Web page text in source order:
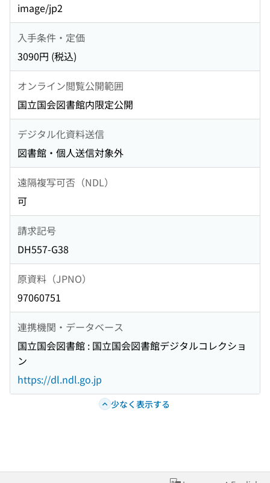
image/jp2
入手条件・定価
3090円 (税込)
オンライン閲覧公開範囲
国立国会図書館内限定公開
デジタル化資料送信
図書館・個人送信対象外
遠隔複写可否（NDL）
可
請求記号
DH557-G38
原資料（JPNO）
97060751
連携機関・データベース
国立国会図書館 : 国立国会図書館デジタルコレクショ
ン
https://dl.ndl.go.jp
少なく表示する